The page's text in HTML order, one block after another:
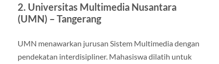
2. Universitas Multimedia Nusantara
(UMN) – Tangerang
UMN menawarkan jurusan Sistem Multimedia dengan
pendekatan interdisipliner. Mahasiswa dilatih untuk